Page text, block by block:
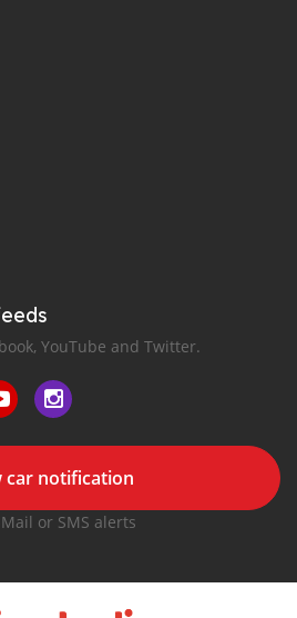
YouTube and Twitter.
car notification
or SMS alerts